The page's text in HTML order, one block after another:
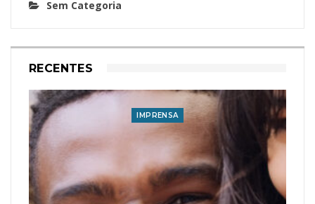
Sem Categoria
RECENTES
IMPRENSA